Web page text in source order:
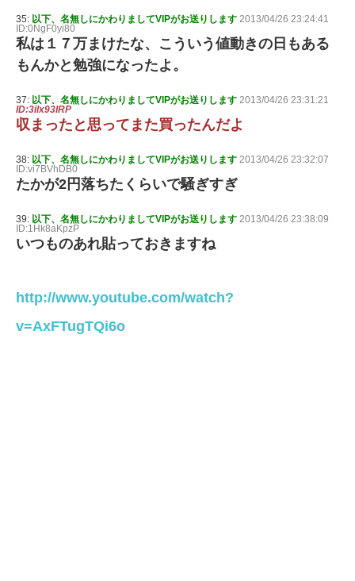
35: 以下、名無しにかわりましてVIPがお送りします 2013/04/26 23:24:41
ID:0NgF0yi80
私は１７万まけたな、こういう値動きの日もある
もんかと勉強になったよ。
37: 以下、名無しにかわりましてVIPがお送りします 2013/04/26 23:31:21
ID:3ilx93IRP
収まったと思ってまた買ったんだよ
38: 以下、名無しにかわりましてVIPがお送りします 2013/04/26 23:32:07
ID:vi7BVhDB0
たかが2円落ちたくらいで騒ぎすぎ
39: 以下、名無しにかわりましてVIPがお送りします 2013/04/26 23:38:09
ID:1Hk8aKpzP
いつものあれ貼っておきますね
http://www.youtube.com/watch?
v=AxFTugTQi6o